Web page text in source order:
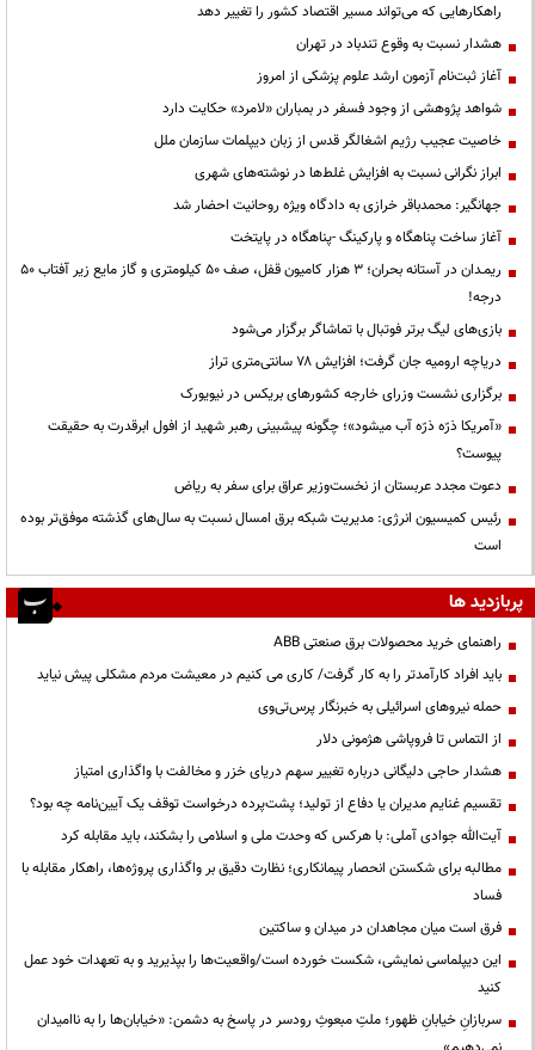
راهکارهایی که می‌تواند مسیر اقتصاد کشور را تغییر دهد
هشدار نسبت به وقوع تندباد در تهران
آغاز ثبت‌نام آزمون ارشد علوم پزشکی از امروز
شواهد پژوهشی از وجود فسفر در بمباران «لامرد» حکایت دارد
خاصیت عجیب رژیم اشغالگر قدس از زبان دیپلمات سازمان ملل
ابراز نگرانی نسبت به افزایش غلط‌ها در نوشته‌های شهری
جهانگیر: محمدباقر خرازی به دادگاه ویژه روحانیت احضار شد
آغاز ساخت پناهگاه و پارکینگ -پناهگاه در پایتخت
ریمـدان در آستانه بحران؛ ۳ هزار کامیون قفل، صف ۵۰ کیلومتری و گاز مایع زیر آفتاب ۵۰
درجه!
بازی‌های لیگ برتر فوتبال با تماشاگر برگزار می‌شود
دریاچه ارومیه جان گرفت؛ افزایش ۷۸ سانتی‌متری تراز
برگزاری نشست وزرای خارجه کشورهای بریکس در نیویورک
«آمریکا ذرّه ذرّه آب میشود»؛ چگونه پیشبینی رهبر شهید از افول ابرقدرت به حقیقت
پیوست؟
دعوت مجدد عربستان از نخست‌وزیر عراق برای سفر به ریاض
رئیس کمیسیون انرژی: مدیریت شبکه برق امسال نسبت به سال‌های گذشته موفق‌تر بوده
است
پربازدید ها
راهنمای خرید محصولات برق صنعتی ABB
باید افراد کارآمدتر را به کار گرفت/ کاری می کنیم در معیشت مردم مشکلی پیش نیاید
حمله نیروهای اسرائیلی به خبرنگار پرس‌تی‌وی
از التماس تا فروپاشی هژمونی دلار
هشدار حاجی دلیگانی درباره تغییر سهم دریای خزر و مخالفت با واگذاری امتیاز
تقسیم غنایم مدیران یا دفاع از تولید؛ پشت‌پرده درخواست توقف یک آیین‌نامه چه بود؟
آیت‌الله جوادی آملی: با هرکس که وحدت ملی و اسلامی را بشکند، باید مقابله کرد
مطالبه برای شکستن انحصار پیمانکاری؛ نظارت دقیق بر واگذاری پروژه‌ها، راهکار مقابله با
فساد
فرق است میان مجاهدان در میدان و ساکتین
این دیپلماسی نمایشی، شکست خورده است/واقعیت‌ها را بپذیرید و به تعهدات خود عمل
کنید
سربازانِ خیابانِ ظهور؛ ملتِ مبعوثِ رودسر در پاسخ به دشمن: «خیابان‌ها را به ناامیدان